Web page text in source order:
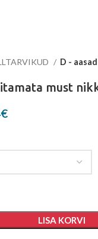
D - aasad
must
€Price
through
LISA KORVI